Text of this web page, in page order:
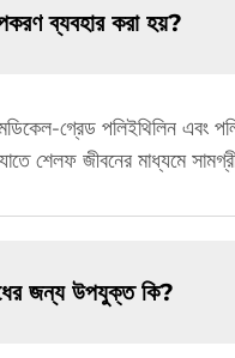
ব্যবহার করা হয়?
গ্রেড পলিইথিলিন এবং
শেলফ জীবনের মাধ্যমে
জন্য উপযুক্ত কি?